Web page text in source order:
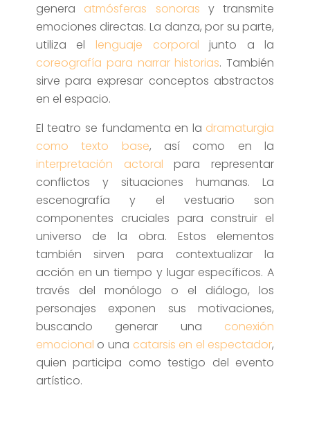
genera atmósferas sonoras y transmite
emociones directas. La danza, por su parte,
utiliza el lenguaje corporal junto a la
coreografía para narrar historias. También
sirve para expresar conceptos abstractos
en el espacio.
El teatro se fundamenta en la dramaturgia
como texto base, así como en la
interpretación actoral para representar
conflictos y situaciones humanas. La
escenografía y el vestuario son
componentes cruciales para construir el
universo de la obra. Estos elementos
también sirven para contextualizar la
acción en un tiempo y lugar específicos. A
través del monólogo o el diálogo, los
personajes exponen sus motivaciones,
buscando generar una conexión
emocional o una catarsis en el espectador,
quien participa como testigo del evento
artístico.